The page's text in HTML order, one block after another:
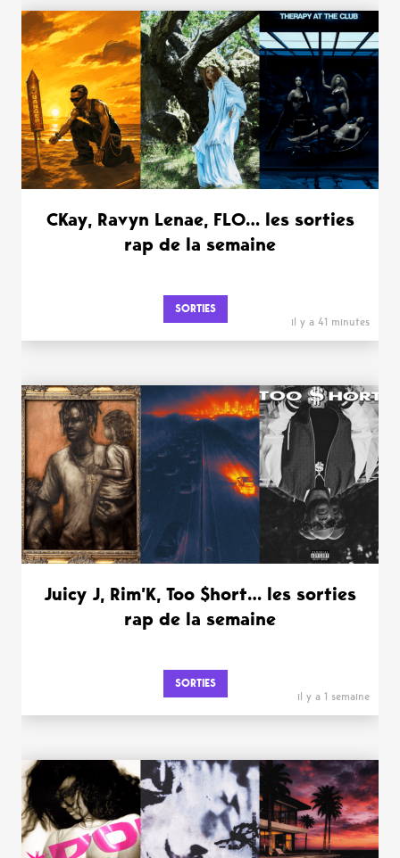
WANT MORE ?
CKay, Ravyn Lenae, FLO… les sorties
rap de la semaine
SORTIES
il y a 41 minutes
Juicy J, Rim’K, Too $hort… les sorties
rap de la semaine
SORTIES
il y a 1 semaine